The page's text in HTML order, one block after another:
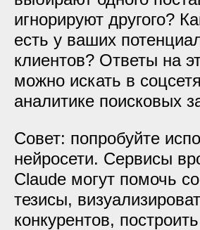
игнорируют другого?
есть у ваших
клиентов? Ответы на
можно искать в
аналитике поисковых
Совет: попробуйте
нейросети. Сервисы
Claude могут помочь
тезисы,
конкурентов,